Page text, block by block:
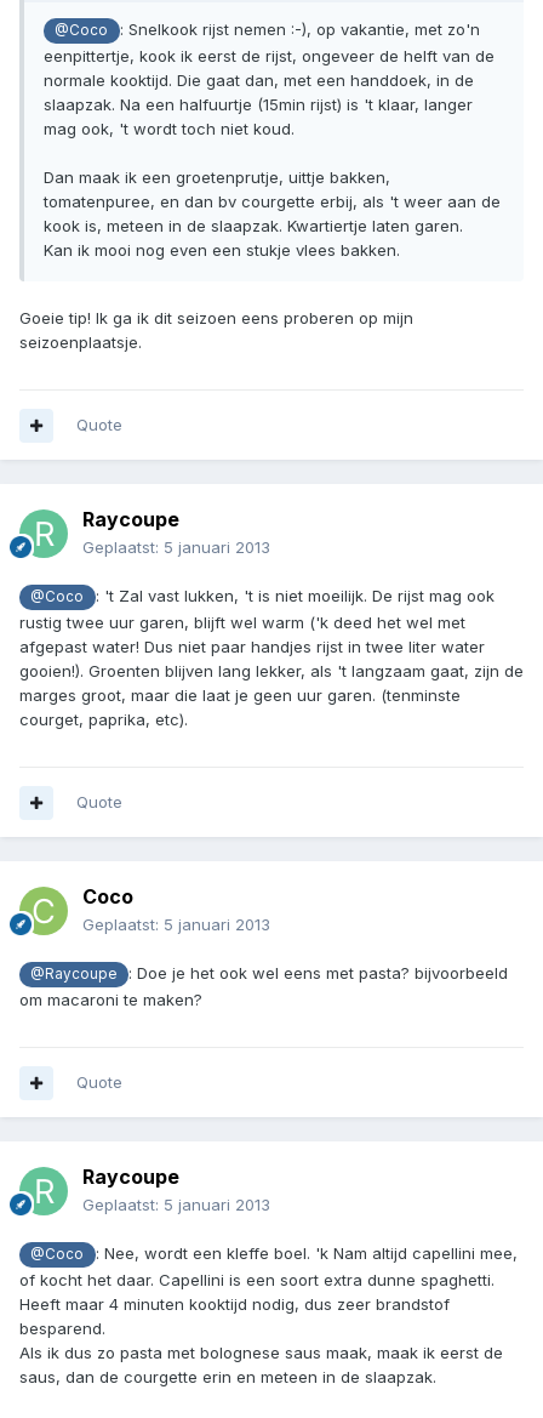
@Coco
: Snelkook rijst nemen :-), op vakantie, met zo'n
eenpittertje, kook ik eerst de rijst, ongeveer de helft van de
normale kooktijd. Die gaat dan, met een handdoek, in de
slaapzak. Na een halfuurtje (15min rijst) is 't klaar, langer
mag ook, 't wordt toch niet koud.
Dan maak ik een groetenprutje, uittje bakken,
tomatenpuree, en dan bv courgette erbij, als 't weer aan de
kook is, meteen in de slaapzak. Kwartiertje laten garen.
Kan ik mooi nog even een stukje vlees bakken.
Goeie tip! Ik ga ik dit seizoen eens proberen op mijn
seizoenplaatsje.
Quote
Raycoupe
Geplaatst: 5 januari 2013
@Coco
: 't Zal vast lukken, 't is niet moeilijk. De rijst mag ook
rustig twee uur garen, blijft wel warm ('k deed het wel met
afgepast water! Dus niet paar handjes rijst in twee liter water
gooien!). Groenten blijven lang lekker, als 't langzaam gaat, zijn de
marges groot, maar die laat je geen uur garen. (tenminste
courget, paprika, etc).
Quote
Coco
Geplaatst: 5 januari 2013
@Raycoupe
: Doe je het ook wel eens met pasta? bijvoorbeeld
om macaroni te maken?
Quote
Raycoupe
Geplaatst: 5 januari 2013
@Coco
: Nee, wordt een kleffe boel. 'k Nam altijd capellini mee,
of kocht het daar. Capellini is een soort extra dunne spaghetti.
Heeft maar 4 minuten kooktijd nodig, dus zeer brandstof
besparend.
Als ik dus zo pasta met bolognese saus maak, maak ik eerst de
saus, dan de courgette erin en meteen in de slaapzak.